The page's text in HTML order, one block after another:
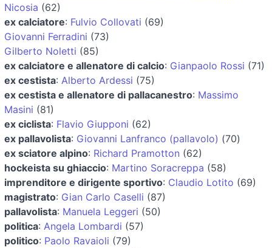
Nicosia (62)
ex calciatore: Fulvio Collovati (69)
Giovanni Ferradini (73)
Gilberto Noletti (85)
ex calciatore e allenatore di calcio: Gianpaolo Rossi (71)
ex cestista: Alberto Ardessi (75)
ex cestista e allenatore di pallacanestro: Massimo
Masini (81)
ex ciclista: Flavio Giupponi (62)
ex pallavolista: Giovanni Lanfranco (pallavolo) (70)
ex sciatore alpino: Richard Pramotton (62)
hockeista su ghiaccio: Martino Soracreppa (58)
imprenditore e dirigente sportivo: Claudio Lotito (69)
magistrato: Gian Carlo Caselli (87)
pallavolista: Manuela Leggeri (50)
politica: Angela Lombardi (57)
politico: Paolo Ravaioli (79)